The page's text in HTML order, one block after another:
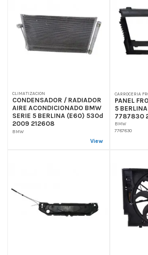
CLIMATIZACION
CONDENSADOR / RADIADOR
AIRE ACONDICIONADO BMW
SERIE 5 BERLINA (E60) 530d
2009 212608
BMW
View
CARROCERIA
PANEL
5
7787830
BMW
7787830